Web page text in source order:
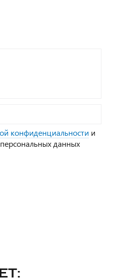
конфиденциальности и
данных